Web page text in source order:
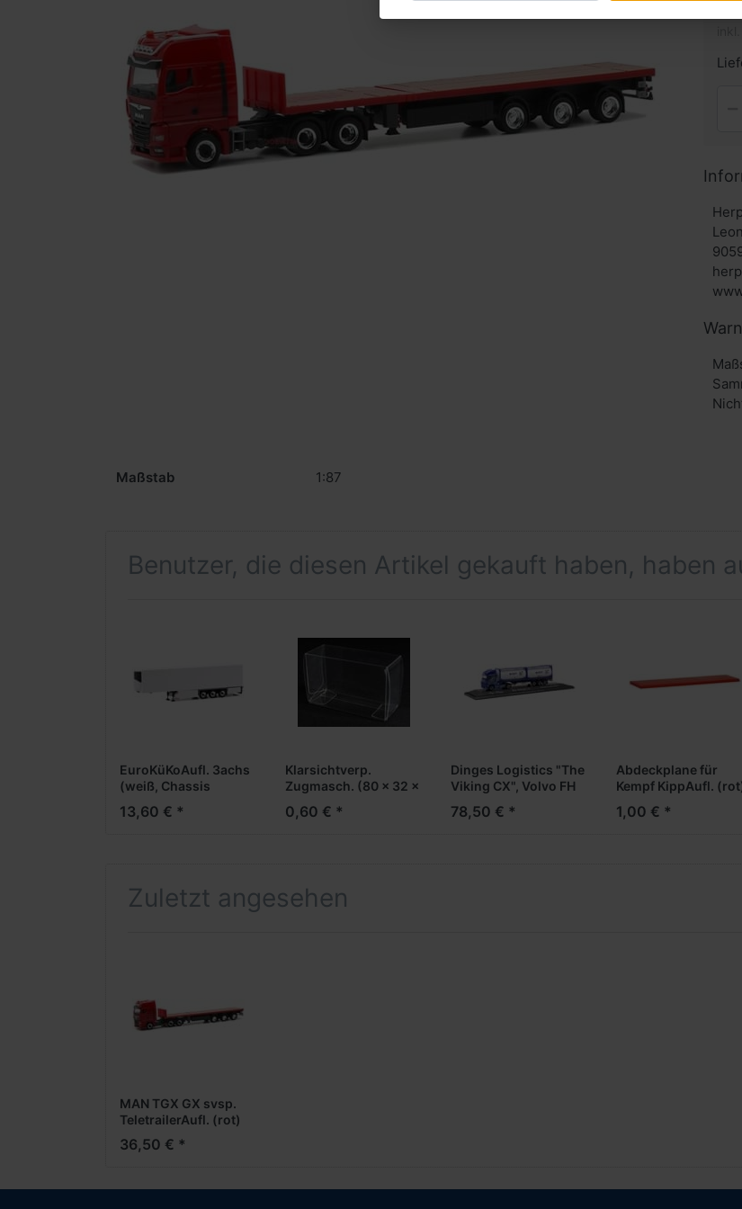
Maßstab 1:87
Benutzer, die diesen Artikel gekauft haben, haben
EuroKüKoAufl. 3achs
(weiß, Chassis
13,60 € *
Klarsichtverp.
Zugmasch. (80 x 32 x
0,60 € *
Dinges Logistics "The
Viking CX", Volvo FH
TankcontAufl. -PC- --
78,50 € *
Abdeckplane für
Kempf KippAufl.
1,00 € *
Zuletzt angesehen
MAN TGX GX svsp.
TeletrailerAufl. (rot)
36,50 € *